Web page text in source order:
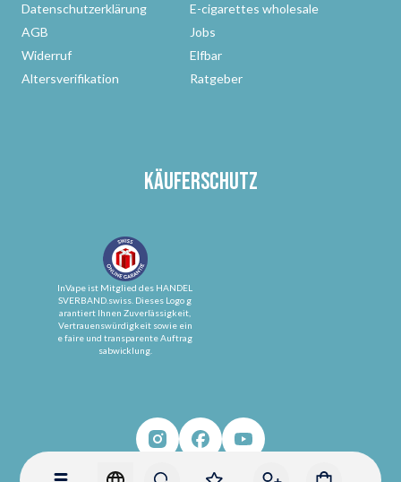
Datenschutzerklärung
AGB
Widerruf
Altersverifikation
E-cigarettes wholesale
Jobs
Elfbar
Ratgeber
Käuferschutz
InVape ist Mitglied des HANDEL
SVERBAND.swiss. Dieses Logo g
arantiert Ihnen Zuverlässigkeit,
Vertrauenswürdigkeit sowie ein
e faire und transparente Auftrag
sabwicklung.